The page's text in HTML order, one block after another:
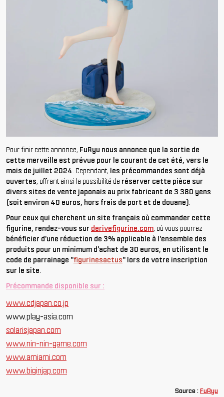
Pour finir cette annonce, FuRyu nous annonce que la sortie de
cette merveille est prévue pour le courant de cet été, vers le
mois de juillet 2024. Cependant, les précommandes sont déjà
ouvertes, offrant ainsi la possibilité de réserver cette pièce sur
divers sites de vente japonais au prix fabricant de 3 380 yens
(soit environ 40 euros, hors frais de port et de douane).
Pour ceux qui cherchent un site français où commander cette
figurine, rendez-vous sur derivefigurine.com, où vous pourrez
bénéficier d'une réduction de 3% applicable à l'ensemble des
produits pour un minimum d'achat de 30 euros, en utilisant le
code de parrainage "figurinesactus" lors de votre inscription
sur le site.
Précommande disponible sur :
www.cdjapan.co.jp
www.play-asia.com
solarisjapan.com
www.nin-nin-game.com
www.amiami.com
www.biginjap.com
Source :FuRyu